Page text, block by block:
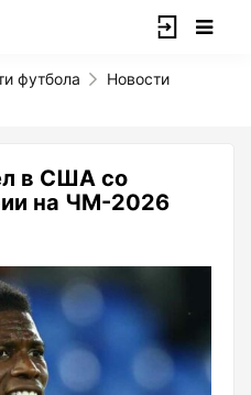
футбола
Новости
в США со
на ЧМ-2026